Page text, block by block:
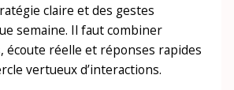
claire et des gestes
semaine. Il faut combiner
écoute réelle et réponses rapides
vertueux d’interactions.